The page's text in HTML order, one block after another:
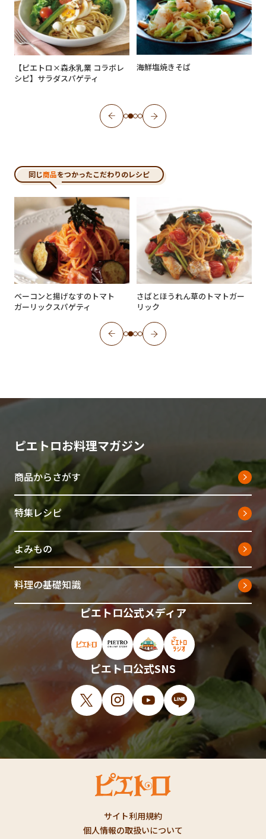
【ピエトロ×森永乳業 コラボレ
シピ】サラダスパゲティ
海鮮塩焼きそば
同じ商品をつかったこだわりのレシピ
ベーコンと揚げなすのトマト
ガーリックスパゲティ
さばとほうれん草のトマトガー
リック
ピエトロお料理マガジン
商品からさがす
特集レシピ
よみもの
料理の基礎知識
ピエトロ公式メディア
ピエトロ公式サイト（新しいウィンドウで
ピエトロオンラインストア（新しい
ピエトロホームタウン（新
ピエトロラジオ（新
ピエトロ公式SNS
X（新しいウィンドウで開きます）
Instagram（新しいウィンドウで開
YouTube（新しいウィンド
LINE（新しいウィン
サイト利用規約
個人情報の取扱いについて